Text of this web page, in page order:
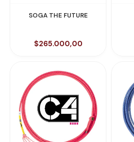
SOGA THE FUTURE
$265.000,00